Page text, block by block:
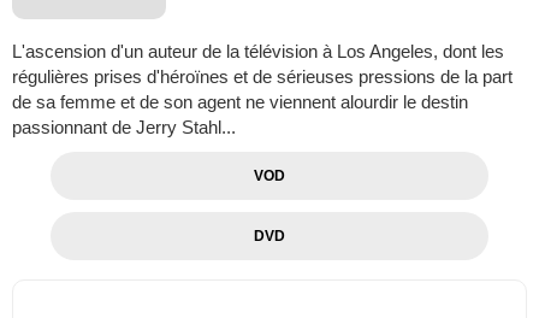
L'ascension d'un auteur de la télévision à Los Angeles, dont les
régulières prises d'héroïnes et de sérieuses pressions de la part
de sa femme et de son agent ne viennent alourdir le destin
passionnant de Jerry Stahl...
VOD
DVD